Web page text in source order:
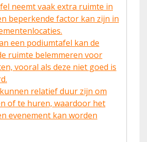
neemt vaak extra ruimte in
beperkende factor kan zijn in
een podiumtafel kan de
ruimte belemmeren voor
vooral als deze niet goed is
relatief duur zijn om
of te huren, waardoor het
evenement kan worden